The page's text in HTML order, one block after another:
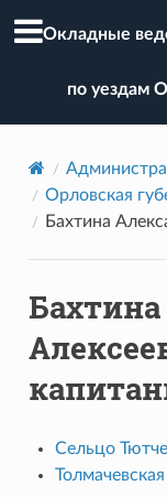
Окладные
по уездам
Орловская
Бахтина
Сельцо